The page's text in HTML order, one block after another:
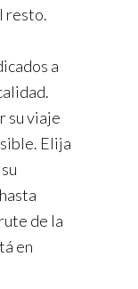
resto.
a
su viaje
Elija
de la
en